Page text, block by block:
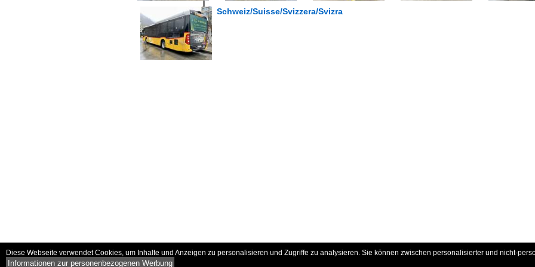
Schweiz/Suisse/Svizzera/Svizra
Diese Webseite verwendet Cookies, um Inhalte und Anzeigen zu personalisieren und Zugriffe zu analysieren. Sie können zwischen personalisierter und nicht-
Informationen zur personenbezogenen Werbung